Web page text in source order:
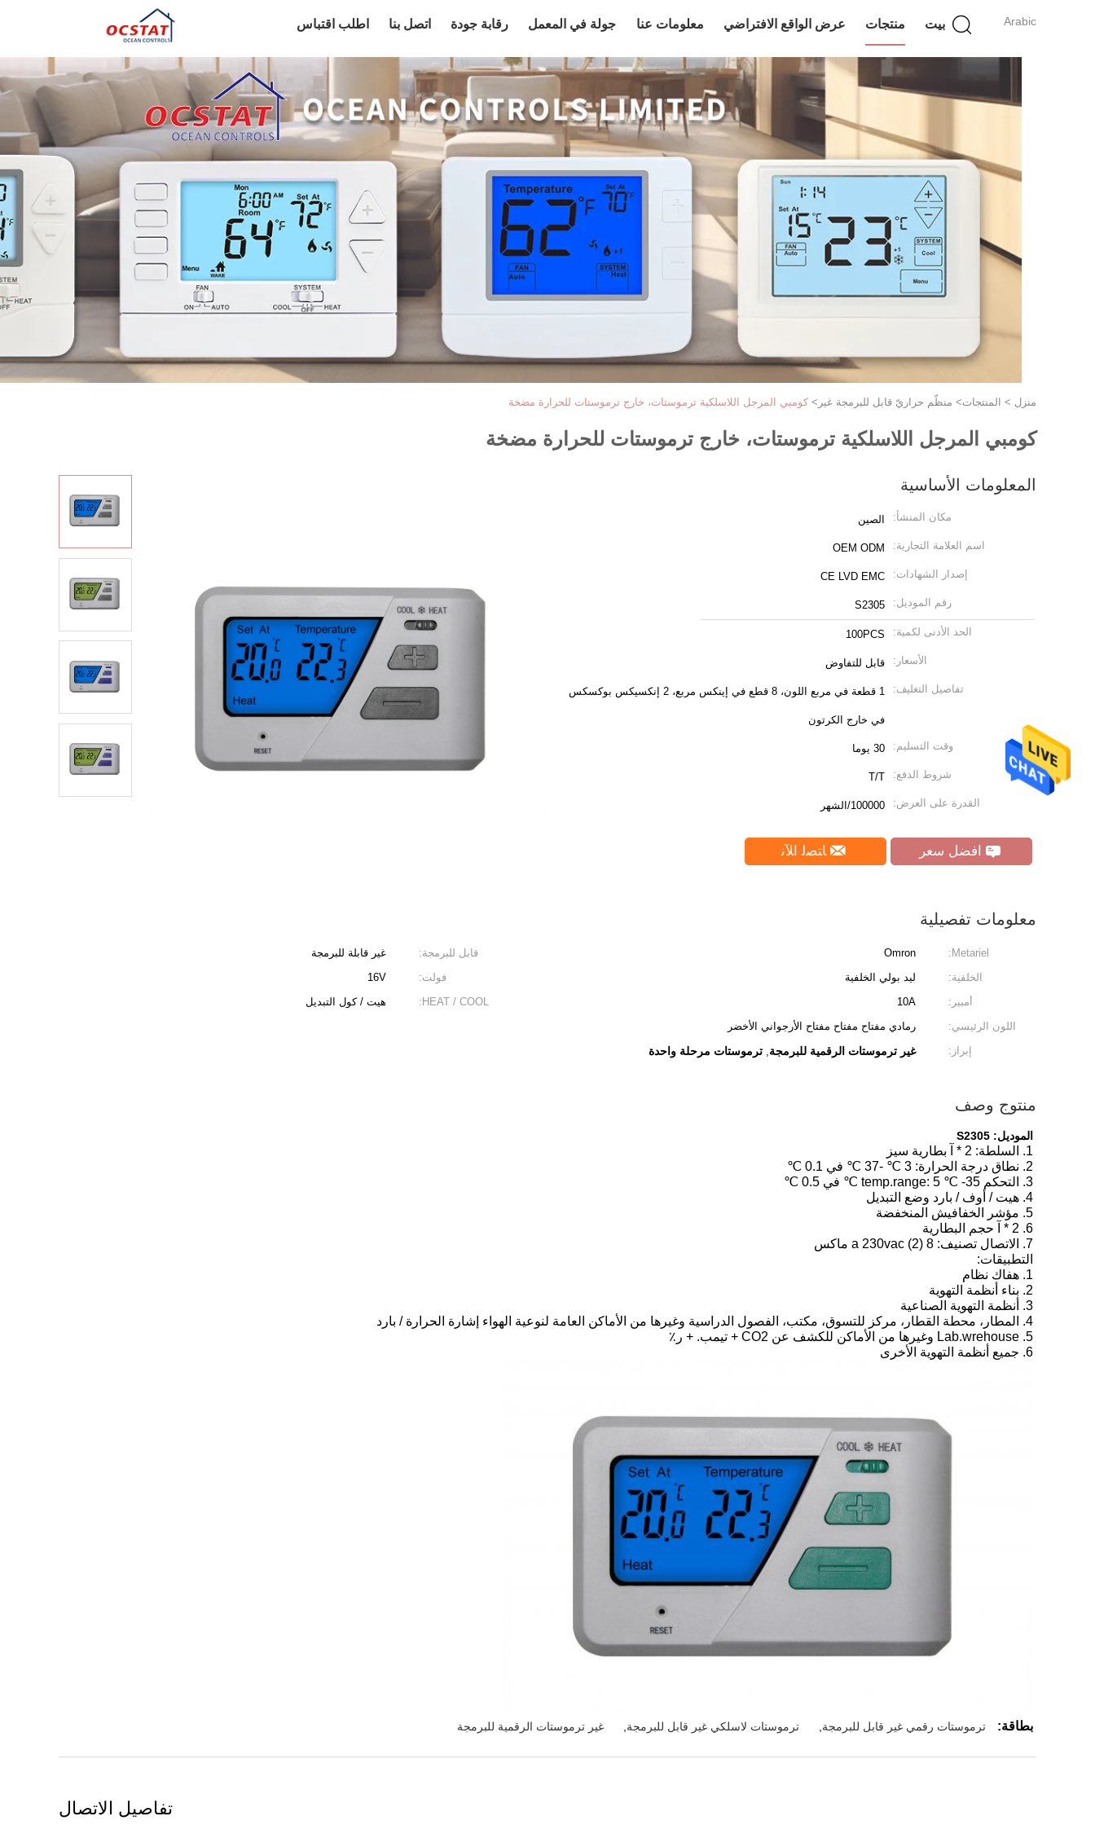
Arabic بيت منتجات عرض الواقع الافتراضي معلومات عنا جولة في المعمل رقابة جودة اتصل بنا اطلب اقتباس
منزل > المنتجات> منظّم حراريّ قابل للبرمجة غير > كومبي المرجل اللاسلكية ترموستات، خارج ترموستات للحرارة مضخة
كومبي المرجل اللاسلكية ترموستات، خارج ترموستات للحرارة مضخة
المعلومات الأساسية
مكان المنشأ: الصين
اسم العلامة التجارية: OEM ODM
إصدار الشهادات: CE LVD EMC
رقم الموديل: S2305
الحد الأدنى لكمية: 100PCS
الأسعار: قابل للتفاوض
تفاصيل التغليف: 1 قطعة في مربع اللون، 8 قطع في إينكس مربع، 2 إنكسيكس بوكسكس
في خارج الكرتون
وقت التسليم: 30 يوما
شروط الدفع: T/T
القدرة على العرض: 100000/الشهر
افضل سعر ﺎﺘﺼﻟ ﺍﻶﻧ
معلومات تفصيلية
Metariel:
Omron قابل للبرمجة:
غير قابلة للبرمجة
الخلفية:
ليد بولي الخلفية فولت:
16V
أمبير:
10A
HEAT / COOL:
هيت / كول التبديل
اللون الرئيسي:
رمادي مفتاح مفتاح مفتاح الأرجواني الأخضر
إبراز:
غير ترموستات الرقمية للبرمجة, ترموستات مرحلة واحدة
منتوج وصف
الموديل: S2305
1. السلطة: 2 * آ بطارية سيز
2. نطاق درجة الحرارة: 3 ℃ -37 ℃ في 0.1 ℃
3. التحكم temp.range: 5 ℃ -35 ℃ في 0.5 ℃
4. هيت / أوف / بارد وضع التبديل
5. مؤشر الخفافيش المنخفضة
6. 2 * آ حجم البطارية
7. الاتصال تصنيف: 8 (2) a 230vac ماكس
التطبيقات:
1. هفاك نظام
2. بناء أنظمة التهوية
3. أنظمة التهوية الصناعية
4. المطار، محطة القطار، مركز للتسوق، مكتب، الفصول الدراسية وغيرها من الأماكن العامة لنوعية الهواء إشارة الحرارة / بارد
5. Lab.wrehouse وغيرها من الأماكن للكشف عن CO2 + تيمب. + ر٪
6. جميع أنظمة التهوية الأخرى
بطاقة: ترموستات رقمي غير قابل للبرمجة ترموستات لاسلكي غير قابل للبرمجة غير ترموستات الرقمية للبرمجة
تفاصيل الاتصال